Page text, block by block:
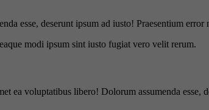
esse, deserunt ipsum ad iusto! Praesentium
modi ipsum sint iusto fugiat vero velit rerum.
ea voluptatibus libero! Dolorum assumenda esse,